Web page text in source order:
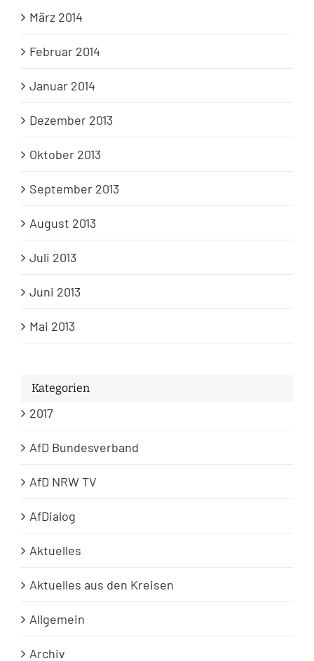
März 2014
Februar 2014
Januar 2014
Dezember 2013
Oktober 2013
September 2013
August 2013
Juli 2013
Juni 2013
Mai 2013
Kategorien
2017
AfD Bundesverband
AfD NRW TV
AfDialog
Aktuelles
Aktuelles aus den Kreisen
Allgemein
Archiv